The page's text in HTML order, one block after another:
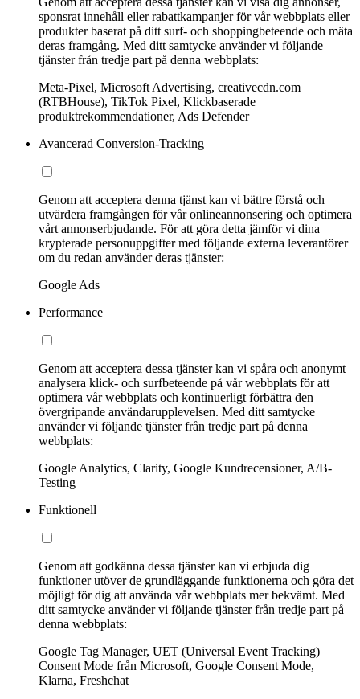
sponsrat innehåll eller rabattkampanjer för vår webbplats eller
produkter baserat på ditt surf- och shoppingbeteende och mäta
deras framgång. Med ditt samtycke använder vi följande
tjänster från tredje part på denna webbplats:
Meta-Pixel, Microsoft Advertising, creativecdn.com
(RTBHouse), TikTok Pixel, Klickbaserade
produktrekommendationer, Ads Defender
Avancerad Conversion-Tracking
Genom att acceptera denna tjänst kan vi bättre förstå och
utvärdera framgången för vår onlineannonsering och optimera
vårt annonserbjudande. För att göra detta jämför vi dina
krypterade personuppgifter med följande externa leverantörer
om du redan använder deras tjänster:
Google Ads
Performance
Genom att acceptera dessa tjänster kan vi spåra och anonymt
analysera klick- och surfbeteende på vår webbplats för att
optimera vår webbplats och kontinuerligt förbättra den
övergripande användarupplevelsen. Med ditt samtycke
använder vi följande tjänster från tredje part på denna
webbplats:
Google Analytics, Clarity, Google Kundrecensioner, A/B-
Testing
Funktionell
Genom att godkänna dessa tjänster kan vi erbjuda dig
funktioner utöver de grundläggande funktionerna och göra det
möjligt för dig att använda vår webbplats mer bekvämt. Med
ditt samtycke använder vi följande tjänster från tredje part på
denna webbplats:
Google Tag Manager, UET (Universal Event Tracking)
Consent Mode från Microsoft, Google Consent Mode,
Klarna, Freshchat